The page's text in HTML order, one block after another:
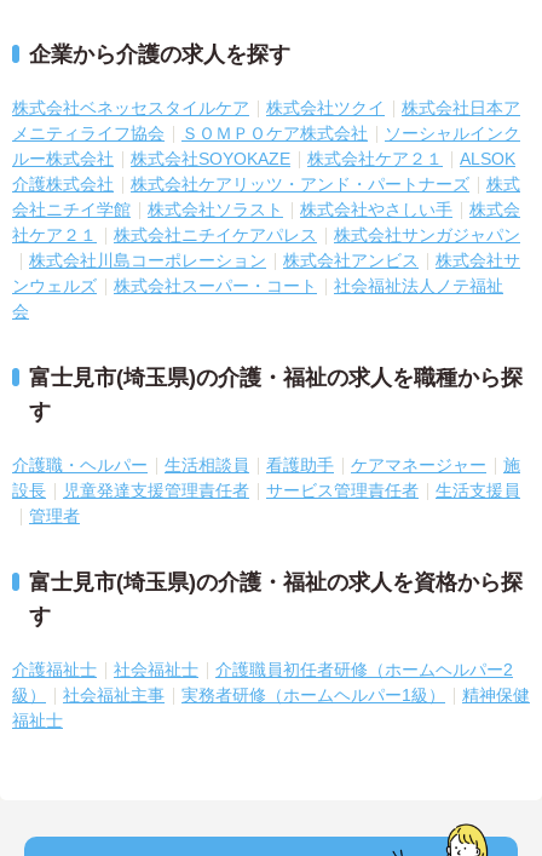
企業から介護の求人を探す
株式会社ベネッセスタイルケア 株式会社ツクイ
株式会社日本ア
メニティライフ協会
ＳＯＭＰＯケア株式会社
ソーシャルインク
ルー株式会社
株式会社SOYOKAZE 株式会社ケア２１
ALSOK
介護株式会社
株式会社ケアリッツ・アンド・パートナーズ
株式
会社ニチイ学館
株式会社ソラスト 株式会社やさしい手
株式会
社ケア２１
株式会社ニチイケアパレス
株式会社サンガジャパン
株式会社川島コーポレーション
株式会社アンビス
株式会社サ
ンウェルズ
株式会社スーパー・コート
社会福祉法人ノテ福祉
会
富士見市(埼玉県)の介護・福祉の求人を職種から探
す
介護職・ヘルパー 生活相談員 看護助手 ケアマネージャー
施
設長
児童発達支援管理責任者 サービス管理責任者
生活支援員
管理者
富士見市(埼玉県)の介護・福祉の求人を資格から探
す
介護福祉士 社会福祉士
介護職員初任者研修（ホームヘルパー2
級）
社会福祉主事 実務者研修（ホームヘルパー1級）
精神保健
福祉士